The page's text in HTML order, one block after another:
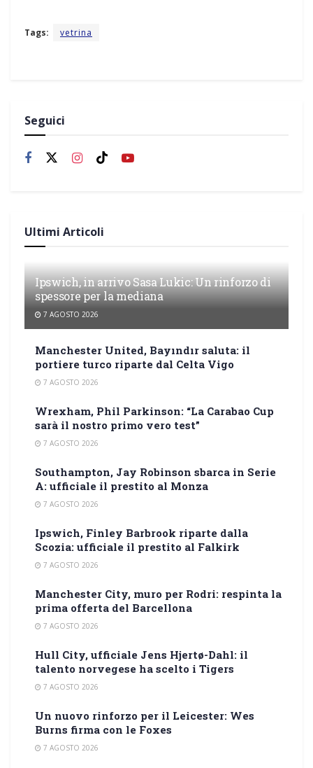
Tags: vetrina
Seguici
Ultimi Articoli
Ipswich, in arrivo Sasa Lukic: Un rinforzo di
spessore per la mediana
7 AGOSTO 2026
Manchester United, Bayındır saluta: il
portiere turco riparte dal Celta Vigo
7 AGOSTO 2026
Wrexham, Phil Parkinson: “La Carabao Cup
sarà il nostro primo vero test”
7 AGOSTO 2026
Southampton, Jay Robinson sbarca in Serie
A: ufficiale il prestito al Monza
7 AGOSTO 2026
Ipswich, Finley Barbrook riparte dalla
Scozia: ufficiale il prestito al Falkirk
7 AGOSTO 2026
Manchester City, muro per Rodri: respinta la
prima offerta del Barcellona
7 AGOSTO 2026
Hull City, ufficiale Jens Hjertø-Dahl: il
talento norvegese ha scelto i Tigers
7 AGOSTO 2026
Un nuovo rinforzo per il Leicester: Wes
Burns firma con le Foxes
7 AGOSTO 2026